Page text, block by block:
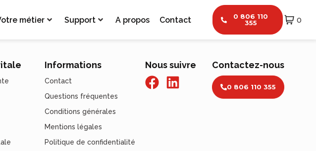
métier Support A propos Contact
0 806 110
355
0
Informations
Contact
Questions fréquentes
Conditions générales
Mentions légales
Politique de confidentialité
Nous suivre Contactez-nous
0 806 110 355